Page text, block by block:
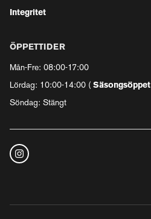
Integritet
ÖPPETTIDER
Mån-Fre: 08:00-17:00
Lördag: 10:00-14:00 ( Säsongsöppet
Söndag: Stängt